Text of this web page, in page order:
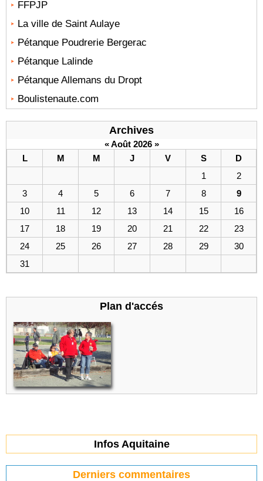
FFPJP
La ville de Saint Aulaye
Pétanque Poudrerie Bergerac
Pétanque Lalinde
Pétanque Allemans du Dropt
Boulistenaute.com
Archives
« Août 2026 »
L
M M J V S
D
1
2
3
4 5 6 7 8
9
10
11 12 13 14 15
16
17
18 19 20 21 22
23
24
25 26 27 28 29
30
31
Plan d'accés
Infos Aquitaine
Derniers commentaires